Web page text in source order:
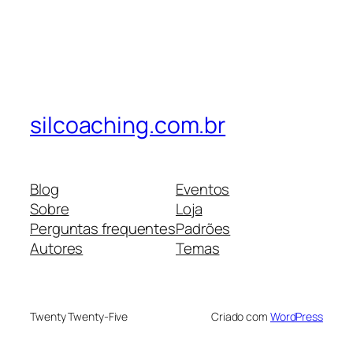
silcoaching.com.br
Blog
Sobre
Perguntas frequentes
Autores
Eventos
Loja
Padrões
Temas
Twenty Twenty-Five Criado com WordPress